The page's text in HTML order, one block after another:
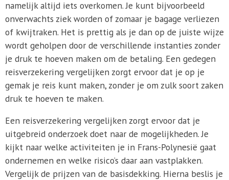
namelijk altijd iets overkomen. Je kunt bijvoorbeeld
onverwachts ziek worden of zomaar je bagage verliezen
of kwijtraken. Het is prettig als je dan op de juiste wijze
wordt geholpen door de verschillende instanties zonder
je druk te hoeven maken om de betaling. Een gedegen
reisverzekering vergelijken zorgt ervoor dat je op je
gemak je reis kunt maken, zonder je om zulk soort zaken
druk te hoeven te maken.
Een reisverzekering vergelijken zorgt ervoor dat je
uitgebreid onderzoek doet naar de mogelijkheden. Je
kijkt naar welke activiteiten je in Frans-Polynesië gaat
ondernemen en welke risico’s daar aan vastplakken.
Vergelijk de prijzen van de basisdekking. Hierna beslis je